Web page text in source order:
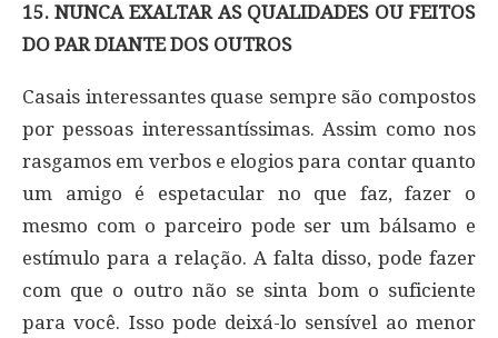
15. NUNCA EXALTAR AS QUALIDADES OU FEITOS
DO PAR DIANTE DOS OUTROS
Casais interessantes quase sempre são compostos
por pessoas interessantíssimas. Assim como nos
rasgamos em verbos e elogios para contar quanto
um amigo é espetacular no que faz, fazer o
mesmo com o parceiro pode ser um bálsamo e
estímulo para a relação. A falta disso, pode fazer
com que o outro não se sinta bom o suficiente
para você. Isso pode deixá-lo sensível ao menor